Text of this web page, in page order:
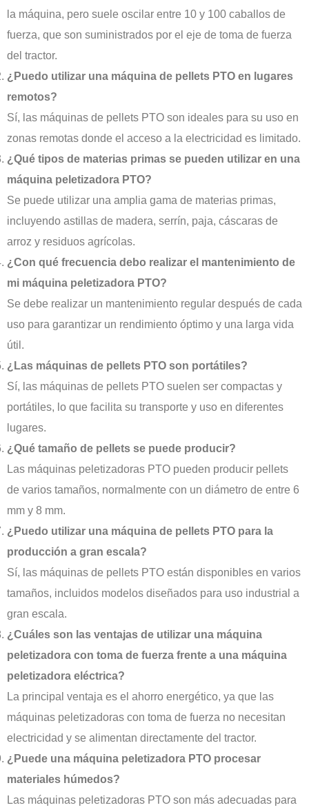
la máquina, pero suele oscilar entre 10 y 100 caballos de
fuerza, que son suministrados por el eje de toma de fuerza
del tractor.
¿Puedo utilizar una máquina de pellets PTO en lugares
remotos?
Sí, las máquinas de pellets PTO son ideales para su uso en
zonas remotas donde el acceso a la electricidad es limitado.
¿Qué tipos de materias primas se pueden utilizar en una
máquina peletizadora PTO?
Se puede utilizar una amplia gama de materias primas,
incluyendo astillas de madera, serrín, paja, cáscaras de
arroz y residuos agrícolas.
¿Con qué frecuencia debo realizar el mantenimiento de
mi máquina peletizadora PTO?
Se debe realizar un mantenimiento regular después de cada
uso para garantizar un rendimiento óptimo y una larga vida
útil.
¿Las máquinas de pellets PTO son portátiles?
Sí, las máquinas de pellets PTO suelen ser compactas y
portátiles, lo que facilita su transporte y uso en diferentes
lugares.
¿Qué tamaño de pellets se puede producir?
Las máquinas peletizadoras PTO pueden producir pellets
de varios tamaños, normalmente con un diámetro de entre 6
mm y 8 mm.
¿Puedo utilizar una máquina de pellets PTO para la
producción a gran escala?
Sí, las máquinas de pellets PTO están disponibles en varios
tamaños, incluidos modelos diseñados para uso industrial a
gran escala.
¿Cuáles son las ventajas de utilizar una máquina
peletizadora con toma de fuerza frente a una máquina
peletizadora eléctrica?
La principal ventaja es el ahorro energético, ya que las
máquinas peletizadoras con toma de fuerza no necesitan
electricidad y se alimentan directamente del tractor.
¿Puede una máquina peletizadora PTO procesar
materiales húmedos?
Las máquinas peletizadoras PTO son más adecuadas para
Russian
Portuguese
Indonesian